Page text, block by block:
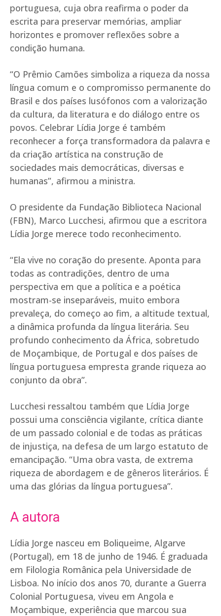
portuguesa, cuja obra reafirma o poder da
escrita para preservar memórias, ampliar
horizontes e promover reflexões sobre a
condição humana.
“O Prêmio Camões simboliza a riqueza da nossa
língua comum e o compromisso permanente do
Brasil e dos países lusófonos com a valorização
da cultura, da literatura e do diálogo entre os
povos. Celebrar Lídia Jorge é também
reconhecer a força transformadora da palavra e
da criação artística na construção de
sociedades mais democráticas, diversas e
humanas”, afirmou a ministra.
O presidente da Fundação Biblioteca Nacional
(FBN), Marco Lucchesi, afirmou que a escritora
Lídia Jorge merece todo reconhecimento.
“Ela vive no coração do presente. Aponta para
todas as contradições, dentro de uma
perspectiva em que a política e a poética
mostram-se inseparáveis, muito embora
prevaleça, do começo ao fim, a altitude textual,
a dinâmica profunda da língua literária. Seu
profundo conhecimento da África, sobretudo
de Moçambique, de Portugal e dos países de
língua portuguesa empresta grande riqueza ao
conjunto da obra”.
Lucchesi ressaltou também que Lídia Jorge
possui uma consciência vigilante, crítica diante
de um passado colonial e de todas as práticas
de injustiça, na defesa de um largo estatuto de
emancipação. “Uma obra vasta, de extrema
riqueza de abordagem e de gêneros literários. É
uma das glórias da língua portuguesa”.
A autora
Lídia Jorge nasceu em Boliqueime, Algarve
(Portugal), em 18 de junho de 1946. É graduada
em Filologia Românica pela Universidade de
Lisboa. No início dos anos 70, durante a Guerra
Colonial Portuguesa, viveu em Angola e
Moçambique, experiência que marcou sua